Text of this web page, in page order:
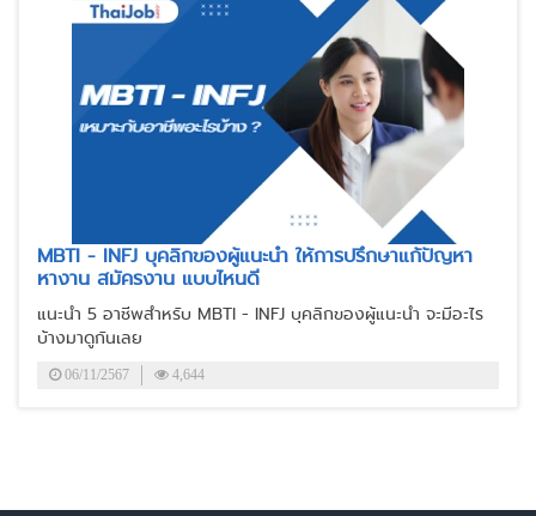
MBTI - INFJ บุคลิกของผู้แนะนำ ให้การปรึกษาแก้ปัญหา
หางาน สมัครงาน แบบไหนดี
แนะนำ 5 อาชีพสำหรับ MBTI - INFJ บุคลิกของผู้แนะนำ จะมีอะไร
บ้างมาดูกันเลย
06/11/2567 4,644